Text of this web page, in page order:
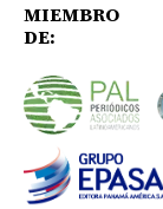
MIEMBRO
DE: